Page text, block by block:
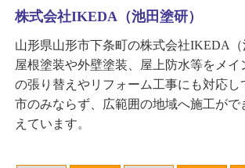
株式会社IKEDA（池田塗研）
山形県山形市下条町の株式会社IKEDA（
屋根塗装や外壁塗装、屋上防水等をメイ
の張り替えやリフォーム工事にも対応し
市のみならず、広範囲の地域へ施工がで
えています。